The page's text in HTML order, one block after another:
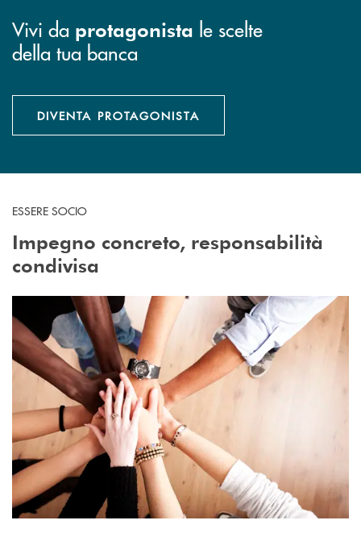
Vivi da protagonista le scelte
della tua banca
DIVENTA PROTAGONISTA
ESSERE SOCIO
Impegno concreto, responsabilità
condivisa